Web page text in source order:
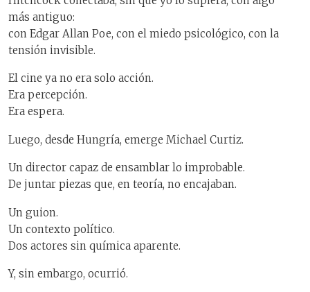
más antiguo:
con Edgar Allan Poe, con el miedo psicológico, con la
tensión invisible.
El cine ya no era solo acción.
Era percepción.
Era espera.
Luego, desde Hungría, emerge Michael Curtiz.
Un director capaz de ensamblar lo improbable.
De juntar piezas que, en teoría, no encajaban.
Un guion.
Un contexto político.
Dos actores sin química aparente.
Y, sin embargo, ocurrió.